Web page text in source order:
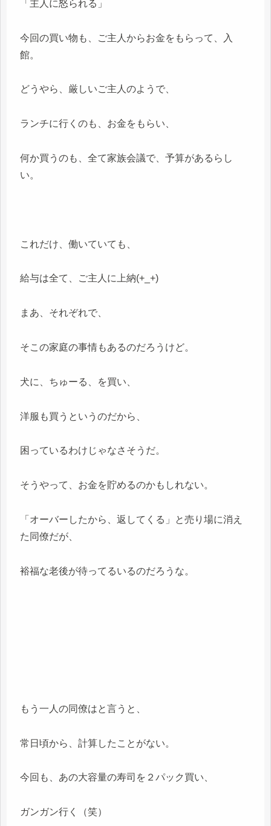
「主人に怒られる」
今回の買い物も、ご主人からお金をもらって、入
館。
どうやら、厳しいご主人のようで、
ランチに行くのも、お金をもらい、
何か買うのも、全て家族会議で、予算があるらし
い。
これだけ、働いていても、
給与は全て、ご主人に上納(+_+)
まあ、それぞれで、
そこの家庭の事情もあるのだろうけど。
犬に、ちゅーる、を買い、
洋服も買うというのだから、
困っているわけじゃなさそうだ。
そうやって、お金を貯めるのかもしれない。
「オーバーしたから、返してくる」と売り場に消え
た同僚だが、
裕福な老後が待ってるいるのだろうな。
もう一人の同僚はと言うと、
常日頃から、計算したことがない。
今回も、あの大容量の寿司を２パック買い、
ガンガン行く（笑）